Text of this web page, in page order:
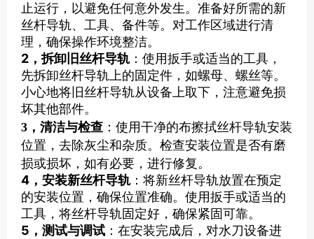
止运行，以避免任何意外发生。准备好所需的新
丝杆导轨、工具、备件等。对工作区域进行清
理，确保操作环境整洁。
2，拆卸旧丝杆导轨：使用扳手或适当的工具，
先拆卸丝杆导轨上的固定件，如螺母、螺丝等。
小心地将旧丝杆导轨从设备上取下，注意避免损
坏其他部件。
3，清洁与检查 ： 使用干净的布擦拭丝杆导轨安装
位置，去除灰尘和杂质。检查安装位置是否有磨
损或损坏，如有必要，进行修复。
4，安装新丝杆导轨：将新丝杆导轨放置在预定
的安装位置，确保位置准确。使用扳手或适当的
工具，将丝杆导轨固定好，确保紧固可靠。
5，测试与调试 ：在安装完成后，对水刀设备进